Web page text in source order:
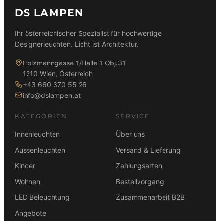
DS LAMPEN
Ihr österreichischer Spezialist für hochwertige
Designerleuchten. Licht ist Architektur.
Holzmanngasse 1/Halle 1 Obj.31
1210 Wien, Österreich
+43 660 370 55 26
info@dslampen.at
KATEGORIEN
Innenleuchten
Aussenleuchten
Kinder
Wohnen
LED Beleuchtung
Angebote
SERVICE
Über uns
Versand & Lieferung
Zahlungsarten
Bestellvorgang
Zusammenarbeit B2B